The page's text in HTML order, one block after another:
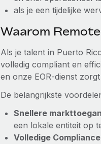
als je een tijdelijke
Waarom
Als je talent in Puerto
volledig compliant en
en onze EOR-dienst
De belangrijkste
Snellere
een lokale entiteit op
Volledige